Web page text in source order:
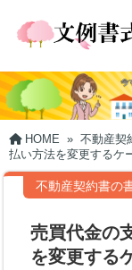
HOME » 不動産契
払い方法を変更するケ
不動産契約書の
売買代金の
を変更する